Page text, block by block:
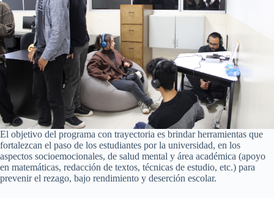
El objetivo del programa con trayectoria es brindar herramientas que
fortalezcan el paso de los estudiantes por la universidad, en los
aspectos socioemocionales, de salud mental y área académica (apoyo
en matemáticas, redacción de textos, técnicas de estudio, etc.) para
prevenir el rezago, bajo rendimiento y deserción escolar.